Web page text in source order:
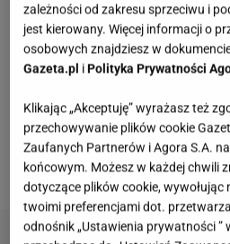
Przepis nakokosanki
Starmach musi być udany.
współprowadząca program
się dużym autorytetem.
jej przepis na ciasteczka
Kokosanka - przepis od Ani
zależności od zakresu sprzeciwu i
jest kierowany. Więcej informacji o
osobowych znajdziesz w
Gazeta.pl iPolityka Prywatności
Klikając „Akceptuję” wyrażasz też
przechowywanie plików cookie
Zaufanych Partnerów i Agora S.A.
końcowym. Możesz w każdej chwili
dotyczące plików cookie, wywołując
twoimi preferencjami dot.
odnośnik „Ustawienia prywatności ”